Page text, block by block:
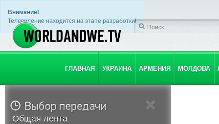
Внимание!
Телевидение находится на этапе разработки!
ГЛАВНАЯ УКРАИНА АРМЕНИЯ МОЛДОВА
Общая лента